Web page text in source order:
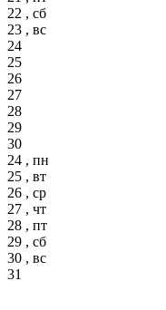
22 , сб
23 , вс
24
25
26
27
28
29
30
24 , пн
25 , вт
26 , ср
27 , чт
28 , пт
29 , сб
30 , вс
31